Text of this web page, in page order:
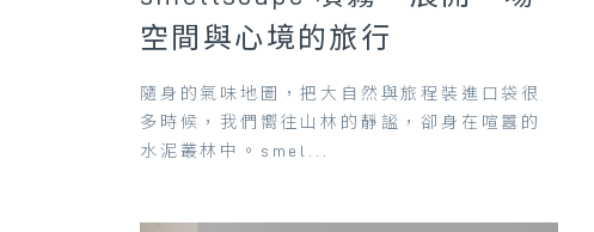
空間與心境的旅行
隨身的氣味地圖，把大自然與旅程裝進口袋很
多時候，我們嚮往山林的靜謐，卻身在喧囂的
水泥叢林中。smel...